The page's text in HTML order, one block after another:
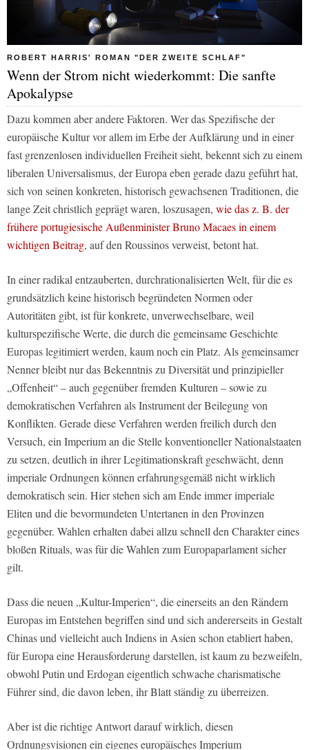
ROBERT HARRIS' ROMAN "DER ZWEITE SCHLAF"
Wenn der Strom nicht wiederkommt: Die sanfte
Apokalypse
Dazu kommen aber andere Faktoren. Wer das Spezifische der
europäische Kultur vor allem im Erbe der Aufklärung und in einer
fast grenzenlosen individuellen Freiheit sieht, bekennt sich zu einem
liberalen Universalismus, der Europa eben gerade dazu geführt hat,
sich von seinen konkreten, historisch gewachsenen Traditionen, die
lange Zeit christlich geprägt waren, loszusagen, wie das z. B. der
frühere portugiesische Außenminister Bruno Macaes in einem
wichtigen Beitrag, auf den Roussinos verweist, betont hat.
In einer radikal entzauberten, durchrationalisierten Welt, für die es
grundsätzlich keine historisch begründeten Normen oder
Autoritäten gibt, ist für konkrete, unverwechselbare, weil
kulturspezifische Werte, die durch die gemeinsame Geschichte
Europas legitimiert werden, kaum noch ein Platz. Als gemeinsamer
Nenner bleibt nur das Bekenntnis zu Diversität und prinzipieller
„Offenheit“ – auch gegenüber fremden Kulturen – sowie zu
demokratischen Verfahren als Instrument der Beilegung von
Konflikten. Gerade diese Verfahren werden freilich durch den
Versuch, ein Imperium an die Stelle konventioneller Nationalstaaten
zu setzen, deutlich in ihrer Legitimationskraft geschwächt, denn
imperiale Ordnungen können erfahrungsgemäß nicht wirklich
demokratisch sein. Hier stehen sich am Ende immer imperiale
Eliten und die bevormundeten Untertanen in den Provinzen
gegenüber. Wahlen erhalten dabei allzu schnell den Charakter eines
bloßen Rituals, was für die Wahlen zum Europaparlament sicher
gilt.
Dass die neuen „Kultur-Imperien“, die einerseits an den Rändern
Europas im Entstehen begriffen sind und sich andererseits in Gestalt
Chinas und vielleicht auch Indiens in Asien schon etabliert haben,
für Europa eine Herausforderung darstellen, ist kaum zu bezweifeln,
obwohl Putin und Erdogan eigentlich schwache charismatische
Führer sind, die davon leben, ihr Blatt ständig zu überreizen.
Aber ist die richtige Antwort darauf wirklich, diesen
Ordnungsvisionen ein eigenes europäisches Imperium